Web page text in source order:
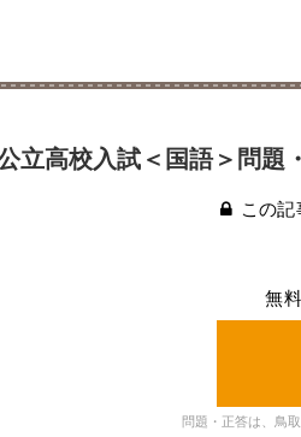
立高校入試＜国語＞問
この
無
問題・正答は、鳥